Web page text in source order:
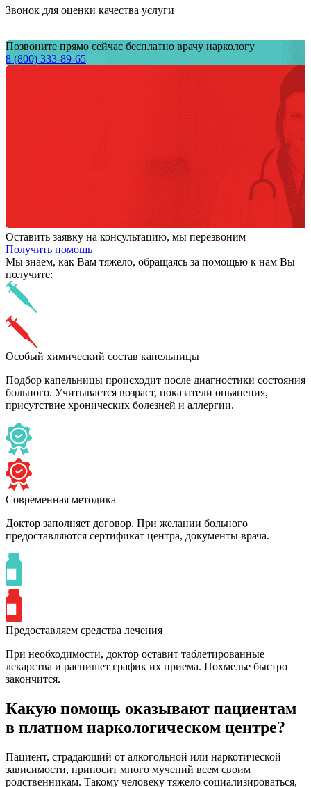
Звонок для оценки качества услуги
Позвоните прямо сейчас бесплатно врачу наркологу
8 (800) 333-89-65
Оставить заявку на консультацию, мы перезвоним
Получить помощь
Мы знаем, как Вам тяжело, обращаясь за помощью к нам Вы
получите:
Особый химический состав капельницы
Подбор капельницы происходит после диагностики состояния
больного. Учитывается возраст, показатели опьянения,
присутствие хронических болезней и аллергии.
Современная методика
Доктор заполняет договор. При желании больного
предоставляются сертификат центра, документы врача.
Предоставляем средства лечения
При необходимости, доктор оставит таблетированные
лекарства и распишет график их приема. Похмелье быстро
закончится.
Какую помощь оказывают пациентам
в платном наркологическом центре?
Пациент, страдающий от алкогольной или наркотической
зависимости, приносит много мучений всем своим
родственникам. Такому человеку тяжело социализироваться,